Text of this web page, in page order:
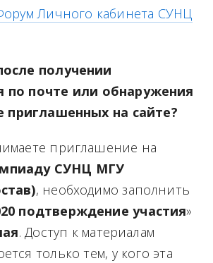
Личного кабинета СУНЦ
получении
по почте или обнаружения
приглашенных на сайте?
приглашение на
СУНЦ МГУ
, необходимо заполнить
подтверждение участия»
. Доступ к материалам
только тем, у кого эта